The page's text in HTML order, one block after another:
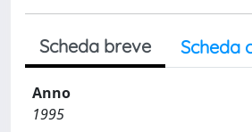
Scheda breve Scheda
Anno
1995